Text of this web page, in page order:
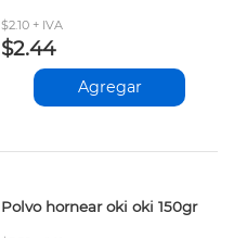
$2.10 + IVA
$2.44
Agregar
Polvo hornear oki oki 150gr